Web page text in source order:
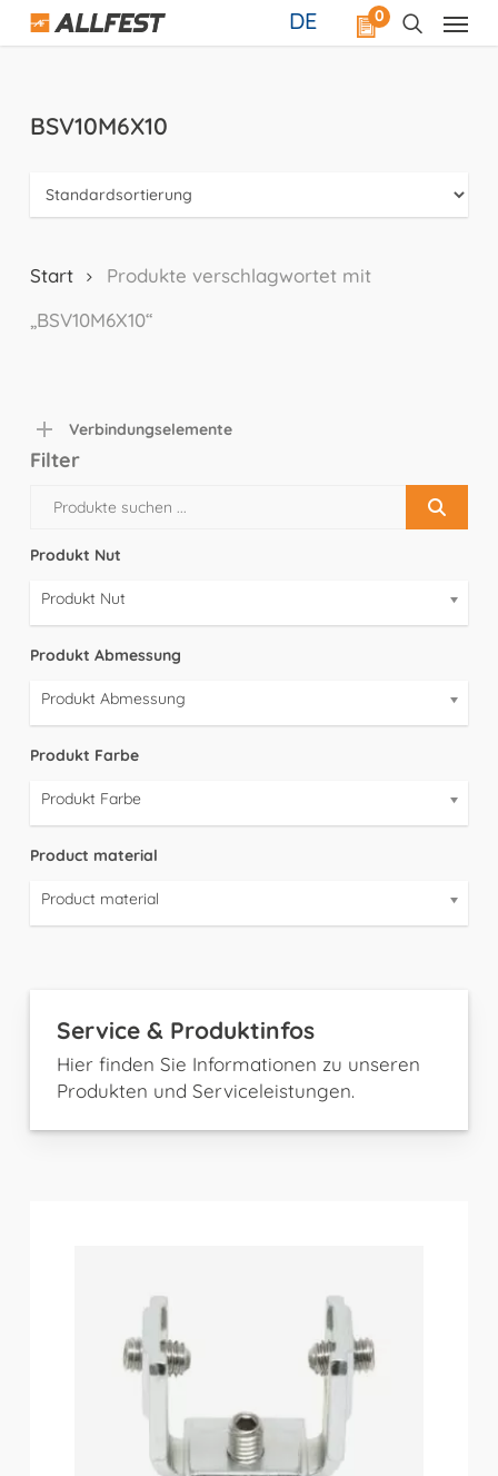
Skip
0
DE
BSV10M6X10
Start
Produkte verschlagwortet mit
„BSV10M6X10“
Verbindungselemente
Filter
Produkt Nut
Produkt Nut
Produkt Abmessung
Produkt Abmessung
Produkt Farbe
Produkt Farbe
Product material
Product material
Service & Produktinfos
Hier finden Sie Informationen zu unseren
Produkten und Serviceleistungen.